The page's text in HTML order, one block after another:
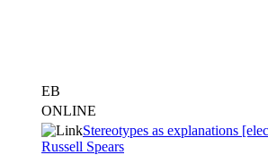
EB
ONLINE
Stereotypes as explanations
Russell Spears